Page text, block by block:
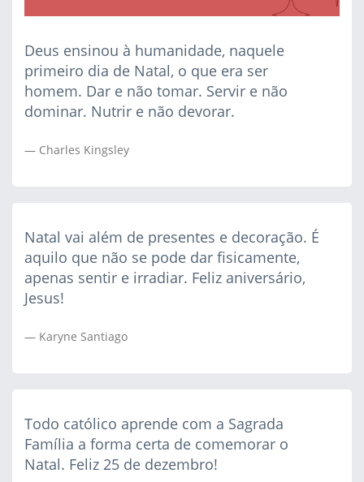
Deus ensinou à humanidade, naquele
primeiro dia de Natal, o que era ser
homem. Dar e não tomar. Servir e não
dominar. Nutrir e não devorar.
Charles Kingsley
Natal vai além de presentes e decoração. É
aquilo que não se pode dar fisicamente,
apenas sentir e irradiar. Feliz aniversário,
Jesus!
Karyne Santiago
Todo católico aprende com a Sagrada
Família a forma certa de comemorar o
Natal. Feliz 25 de dezembro!